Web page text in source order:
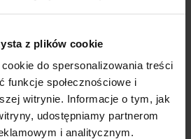
z plików cookie
do spersonalizowania treści
funkcje społecznościowe i
witrynie. Informacje o tym, jak
udostępniamy partnerom
i analitycznym.